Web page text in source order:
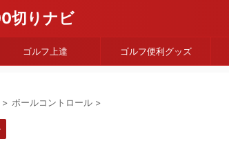
切りナビ
ゴルフ上達 ゴルフ便利グッズ
> ボールコントロール >